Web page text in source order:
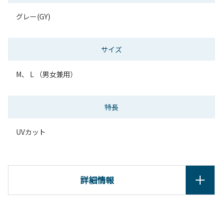
グレー(GY)
サイズ
M、 L （男女兼用）
特長
UVカット
詳細情報